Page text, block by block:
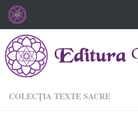
Skip to content
COLECȚIA TEXTE SACRE